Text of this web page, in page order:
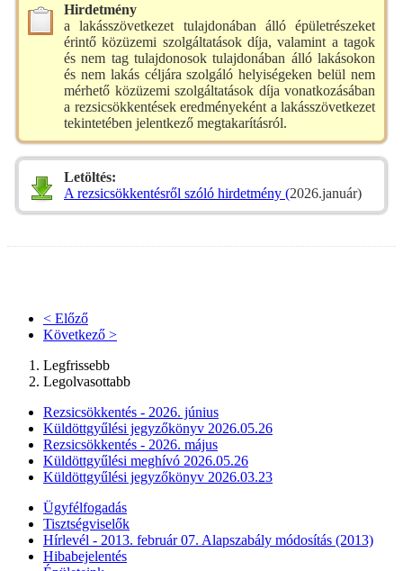
Hirdetmény
a lakásszövetkezet tulajdonában álló épületrészeket
érintő közüzemi szolgáltatások díja, valamint a tagok
és nem tag tulajdonosok tulajdonában álló lakásokon
és nem lakás céljára szolgáló helyiségeken belül nem
mérhető közüzemi szolgáltatások díja vonatkozásában
a rezsicsökkentések eredményeként a lakásszövetkezet
tekintetében jelentkező megtakarításról.
Letöltés:
A rezsicsökkentésről szóló hirdetmény (2026.január)
< Előző
Következő >
Legfrissebb
Legolvasottabb
Rezsicsökkentés - 2026. június
Küldöttgyűlési jegyzőkönyv 2026.05.26
Rezsicsökkentés - 2026. május
Küldöttgyűlési meghívó 2026.05.26
Küldöttgyűlési jegyzőkönyv 2026.03.23
Ügyfélfogadás
Tisztségviselők
Hírlevél - 2013. február 07. Alapszabály módosítás (2013)
Hibabejelentés